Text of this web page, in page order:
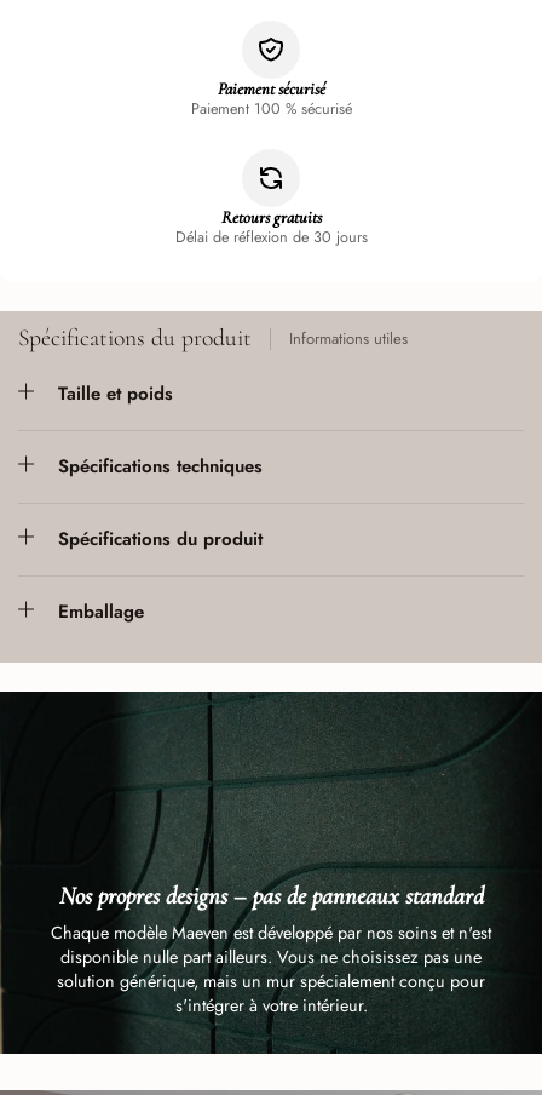
Paiement sécurisé
Paiement 100 % sécurisé
Retours gratuits
Délai de réflexion de 30 jours
Spécifications du produit Informations utiles
Taille et poids
Spécifications techniques
Spécifications du produit
Emballage
Nos propres designs – pas de panneaux standard
Chaque modèle Maeven est développé par nos soins et n'est
disponible nulle part ailleurs. Vous ne choisissez pas une
solution générique, mais un mur spécialement conçu pour
s'intégrer à votre intérieur.